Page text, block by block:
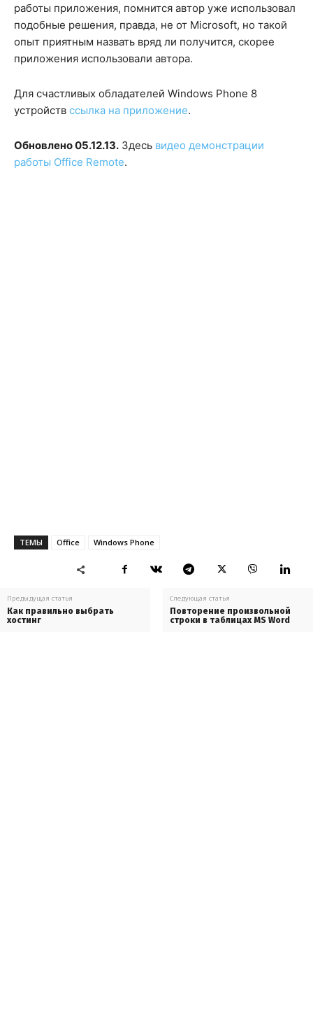
работы приложения, помнится автор уже использовал
подобные решения, правда, не от Microsoft, но такой
опыт приятным назвать вряд ли получится, скорее
приложения использовали автора.
Для счастливых обладателей Windows Phone 8
устройств ссылка на приложение.
Обновлено 05.12.13. Здесь видео демонстрации
работы Office Remote.
ТЕМЫ Office Windows Phone
Предыдущая статья
Как правильно выбрать
хостинг
Следующая статья
Повторение произвольной
строки в таблицах MS Word